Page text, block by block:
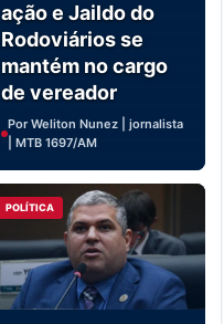
ação e Jaildo do
Rodoviários se
mantém no cargo
de vereador
Por Weliton Nunez | jornalista
| MTB 1697/AM
POLÍTICA